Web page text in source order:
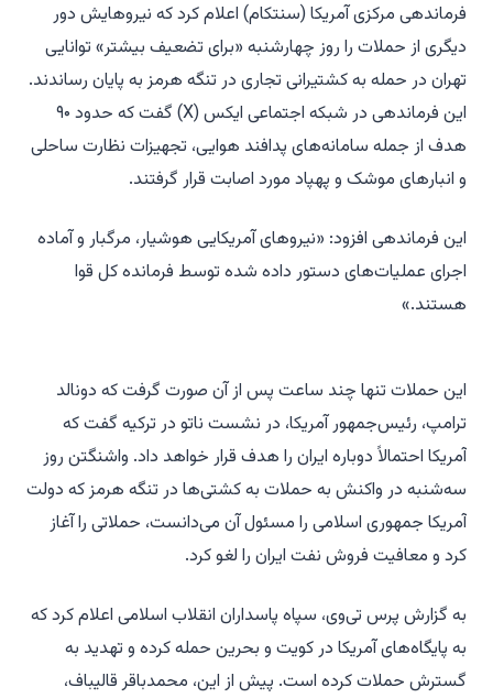
فرماندهی مرکزی آمریکا (سنتکام) اعلام کرد که نیروهایش دور
دیگری از حملات را روز چهارشنبه «برای تضعیف بیشتر» توانایی
تهران در حمله به کشتیرانی تجاری در تنگه هرمز به پایان رساندند.
این فرماندهی در شبکه اجتماعی ایکس (X) گفت که حدود ۹۰
هدف از جمله سامانه‌های پدافند هوایی، تجهیزات نظارت ساحلی
و انبارهای موشک و پهپاد مورد اصابت قرار گرفتند.
این فرماندهی افزود: «نیروهای آمریکایی هوشیار، مرگبار و آماده
اجرای عملیات‌های دستور داده شده توسط فرمانده کل قوا
هستند.»
این حملات تنها چند ساعت پس از آن صورت گرفت که دونالد
ترامپ، رئیس‌جمهور آمریکا، در نشست ناتو در ترکیه گفت که
آمریکا احتمالاً دوباره ایران را هدف قرار خواهد داد. واشنگتن روز
سه‌شنبه در واکنش به حملات به کشتی‌ها در تنگه هرمز که دولت
آمریکا جمهوری اسلامی را مسئول آن می‌دانست، حملاتی را آغاز
کرد و معافیت فروش نفت ایران را لغو کرد.
به گزارش پرس تی‌وی، سپاه پاسداران انقلاب اسلامی اعلام کرد که
به پایگاه‌های آمریکا در کویت و بحرین حمله کرده و تهدید به
گسترش حملات کرده است. پیش از این، محمدباقر قالیباف،